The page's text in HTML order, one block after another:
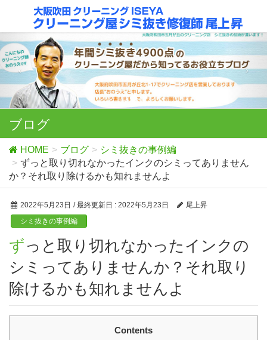
ブログ
HOME ブログ
シミ抜きの事例編
ずっと取り切れなかったインクのシミってありません
か？それ取り除けるかも知れませんよ
2022年5月23日 / 最終更新日 : 2022年5月23日
尾上昇
シミ抜きの事例編
ずっと取り切れなかったインクの
シミってありませんか？それ取り
除けるかも知れませんよ
Contents